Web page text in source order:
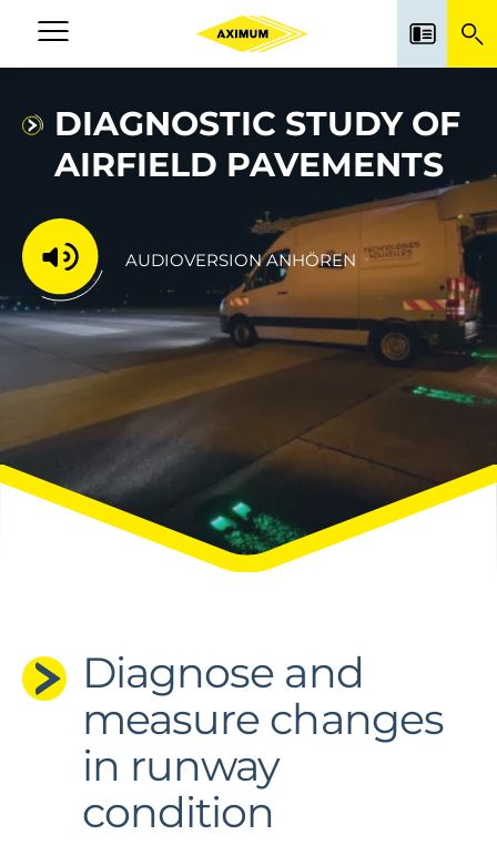
content
Navigation
principale
DIAGNOSTIC STUDY OF
AIRFIELD PAVEMENTS
AUDIOVERSION ANHÖREN
Diagnose and
measure changes
in runway
condition